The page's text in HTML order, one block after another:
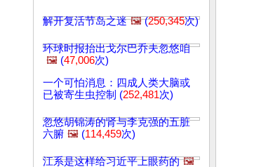
解开复活节岛之迷 🖼️(250,345次)
环球时报抬出戈尔巴乔夫忽悠咱
🖼️ (47,006次)
一个可怕消息：四成人类大脑或
已被寄生虫控制 (252,481次)
忽悠胡锦涛的肾与李克强的五脏
六腑 🖼️ (114,459次)
江系是这样给习近平上眼药的 🖼️